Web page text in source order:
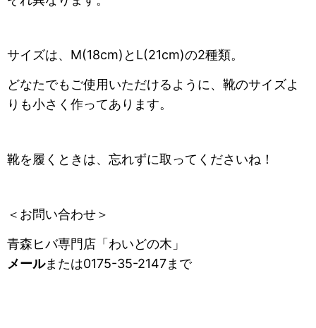
サイズは、M(18cm)とL(21cm)の2種類。
どなたでもご使用いただけるように、 靴のサイズよ
りも小さく作ってあります。
靴を履くときは、忘れずに取ってくださいね！
＜お問い合わせ＞
青森ヒバ専門店「わいどの木」
メールまたは0175-35-2147まで